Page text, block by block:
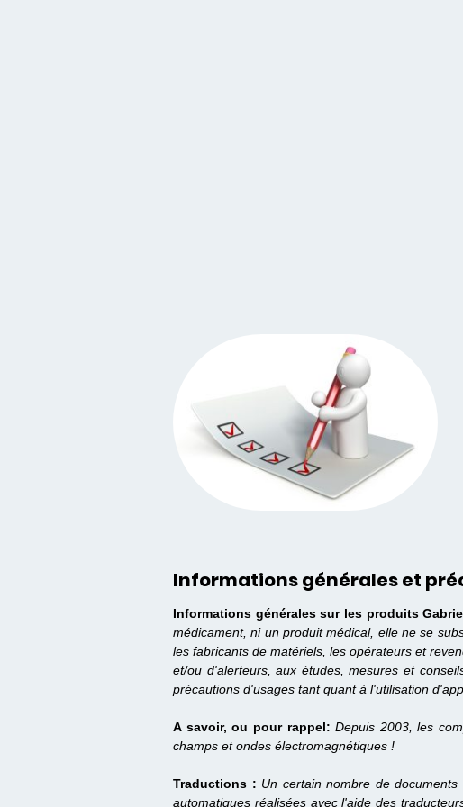
Informations générales et
Informations générales sur les produits
médicament, ni un produit médical, elle ne se
les fabricants de matériels, les opérateurs et
et/ou d'alerteurs, aux études, mesures et
précautions d'usages tant quant à l'utilisation
A savoir, ou pour rappel:Depuis 2003, les
champs et ondes électromagnétiques !
Traductions : Un certain nombre de
automatiques réalisées avec l'aide des